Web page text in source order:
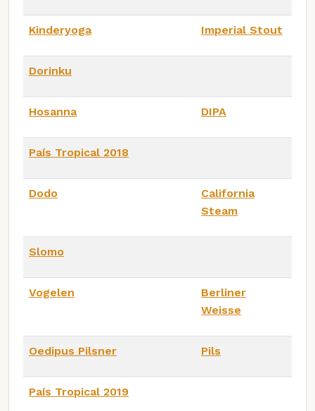
Kinderyoga Imperial Stout
Dorinku
Hosanna DIPA
País Tropical 2018
Dodo
California
Steam
Slomo
Vogelen
Berliner
Weisse
Oedipus Pilsner Pils
País Tropical 2019